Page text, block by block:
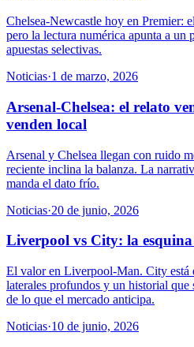
Chelsea-Newcastle hoy en Premier:
pero la lectura numérica apunta a un
apuestas selectivas.
Noticias·1 de marzo, 2026
Arsenal-Chelsea: el relato
venden local
Arsenal y Chelsea llegan con ruido
reciente inclina la balanza. La
manda el dato frío.
Noticias·20 de junio, 2026
Liverpool vs City: la
El valor en Liverpool-Man. City está
laterales profundos y un historial que
de lo que el mercado anticipa.
Noticias·10 de junio, 2026